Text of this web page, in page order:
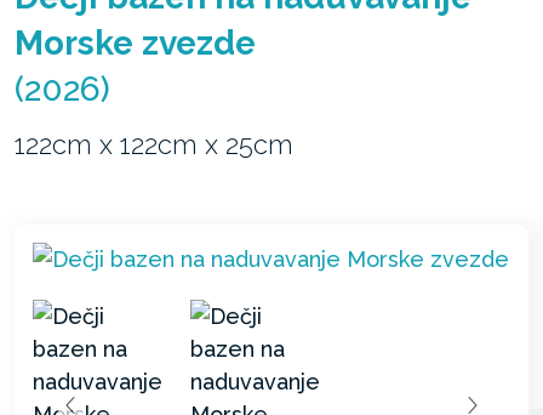
Morske zvezde
(2026)
122cm x 122cm x 25cm